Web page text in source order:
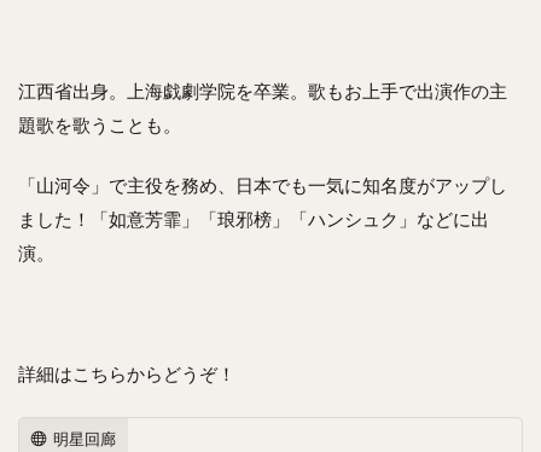
江西省出身。上海戯劇学院を卒業。歌もお上手で出演作の主
題歌を歌うことも。
「山河令」で主役を務め、日本でも一気に知名度がアップし
ました！「如意芳霏」「琅邪榜」「ハンシュク」などに出
演。
詳細はこちらからどうぞ！
明星回廊